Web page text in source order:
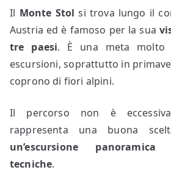
Il Monte Stol si trova lungo il
Austria ed è famoso per la sua
tre paesi. È una meta molto
escursioni, soprattutto in
coprono di fiori alpini.
Il percorso non è
rappresenta una buona
un’escursione
tecniche.